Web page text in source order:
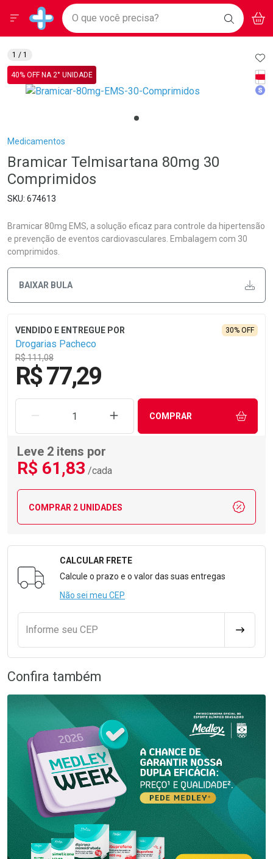
Drogarias Pacheco
Baixe nosso APP e aproveite Ofertas Exclusivas!
BAIXE
O APP
Ir direto para a home
pela página
Ir direto para o conteúdo
Ir direto para a busca
Ir direto para a conta
Ir direto para a ajuda
Ir direto para a notificações
Ir direto para o carrinho
Faça a sua busca
O que você precisa? BUSCAR
Menu
Breadcrumb
Medicamentos
Bramicar Telmisartana 80mg 30
Comprimidos
674613
Bramicar 80mg EMS, a solução eficaz para controle da hipertensão
e prevenção de eventos cardiovasculares. Embalagem com 30
comprimidos.
BAIXAR BULA
Drogarias Pacheco
R$ 111,08
30% OFF
R$ 77,29
REMOVER UMA UNIDADEAUMENTAR UMA UNIDADE
COMPRAR
Leve 2 itens por
R$ 61 ,83 /cada
COMPRAR 2 UNIDADES
Formulário para Calcular o Frete
CALCULAR FRETE
Calcule o prazo e o valor das suas entregas
Não sei meu CEP
Informe seu CEP
40% OFF NA 2° UNIDADE
1 / 1
Confira também